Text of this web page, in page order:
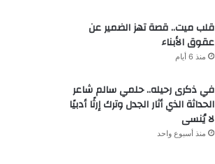
قلب ميت.. قصة تهز الضمير عن
عقوق الأبناء
منذ 6 أيام
في ذكرى رحيله.. حلمي سالم شاعر
الحداثة الذي أثار الجدل وترك إرثًا أدبيًا
لا يُنسى
منذ أسبوع واحد